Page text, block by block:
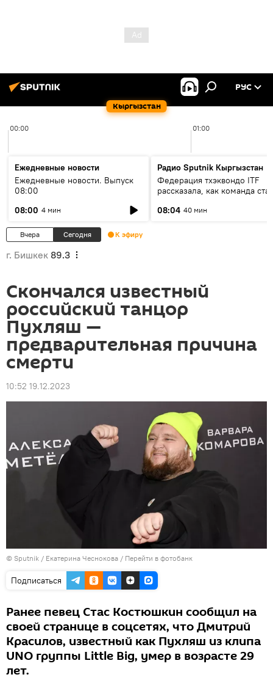
Кыргызстан
РУС
00:00 01:00
Ежедневные новости
Ежедневные новости. Выпуск
08:00
08:00 4 мин
Радио Sputnik Кыргызстан
Федерация тхэквондо ITF
рассказала, как команда
08:04 40 мин
Вчера Сегодня К эфиру
г. Бишкек 89.3
Скончался известный
российский танцор
Пухляш —
предварительная причина
смерти
10:52 19.12.2023
© Sputnik / Екатерина Чеснокова / Перейти в фотобанк
Подписаться
Ранее певец Стас Костюшкин сообщил на
своей странице в соцсетях, что Дмитрий
Красилов, известный как Пухляш из клипа
UNO группы Little Big, умер в возрасте 29
лет.